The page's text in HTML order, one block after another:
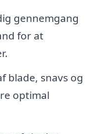
gennemgang
for at
blade, snavs og
optimal